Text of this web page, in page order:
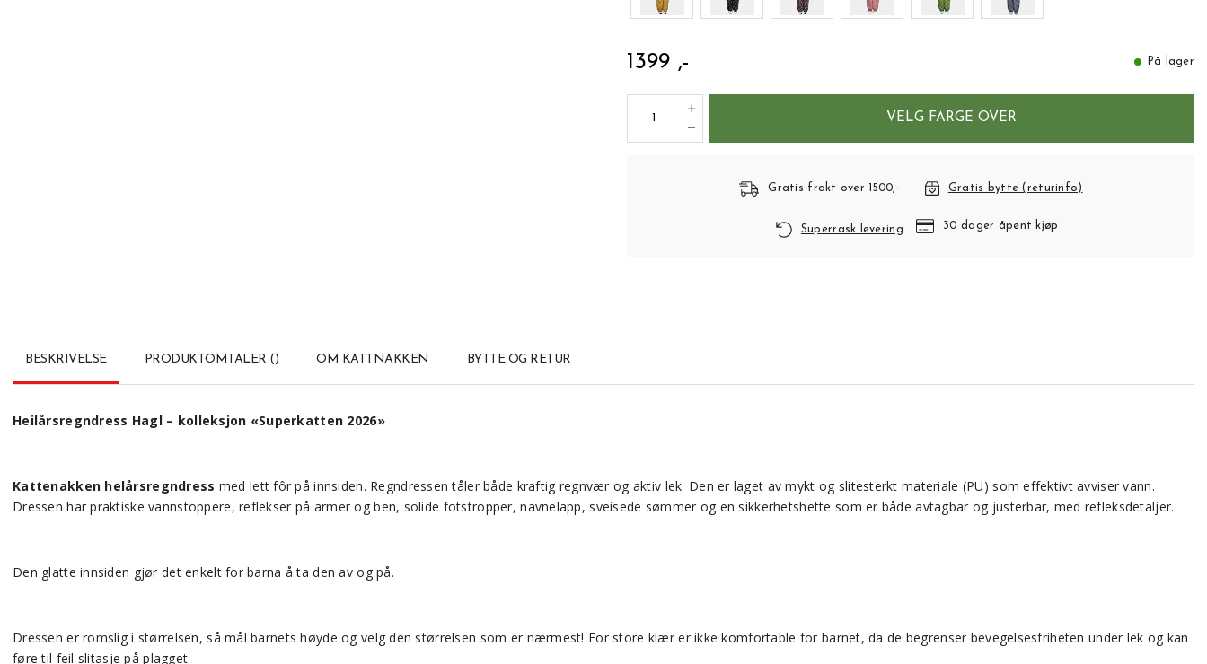
1399 ,- På lager
VELG FARGE OVER
Gratis frakt over 1500,- Gratis bytte (returinfo)
Superrask levering 30 dager åpent kjøp
BESKRIVELSE PRODUKTOMTALER () OM KATTNAKKEN BYTTE OG RETUR
Heilårsregndress Hagl – kolleksjon «Superkatten 2026»
Kattenakken helårsregndress med lett fôr på innsiden. Regndressen tåler både kraftig regnvær og aktiv lek. Den er laget av mykt og slitesterkt materiale (PU) som effektivt avviser vann.
Dressen har praktiske vannstoppere, reflekser på armer og ben, solide fotstropper, navnelapp, sveisede sømmer og en sikkerhetshette som er både avtagbar og justerbar, med refleksdetaljer.
Den glatte innsiden gjør det enkelt for barna å ta den av og på.
Dressen er romslig i størrelsen, så mål barnets høyde og velg den størrelsen som er nærmest! For store klær er ikke komfortable for barnet, da de begrenser bevegelsesfriheten under lek og kan
føre til feil slitasje på plagget.